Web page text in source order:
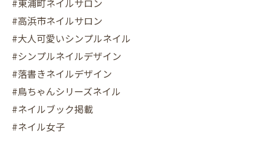
#東浦町ネイルサロン
#高浜市ネイルサロン
#大人可愛いシンプルネイル
#シンプルネイルデザイン
#落書きネイルデザイン
#鳥ちゃんシリーズネイル
#ネイルブック掲載
#ネイル女子